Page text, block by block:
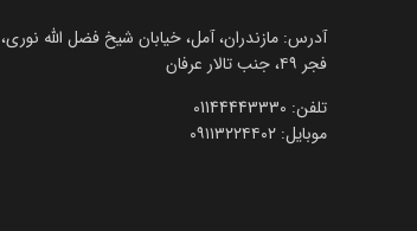
آدرس: مازندران، آمل، خیابان شیخ فضل الله نوری،
فجر ۴۹، جنب تالار عرفان
تلفن:‌ 01144443330
موبایل:‌ ۰۹۱۱۳۲۲۴۴۰۲